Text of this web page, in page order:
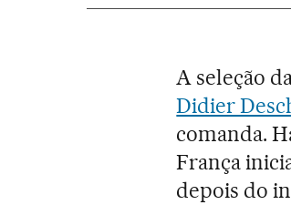
A seleção
Didier
comanda.
França
depois do